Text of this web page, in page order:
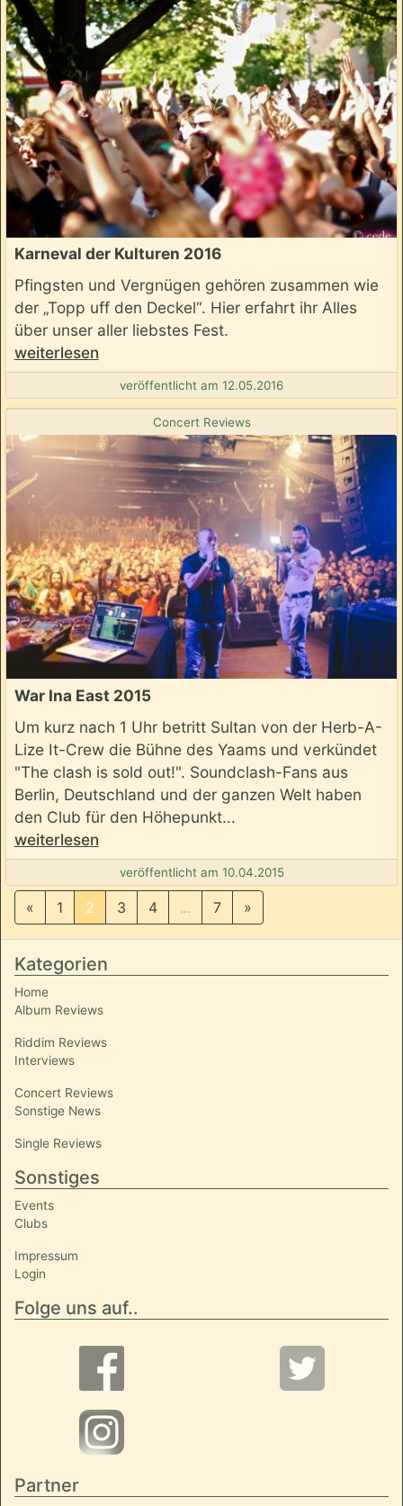
Karneval der Kulturen 2016
Pfingsten und Vergnügen gehören zusammen wie
der „Topp uff den Deckel“. Hier erfahrt ihr Alles
über unser aller liebstes Fest.
weiterlesen
veröffentlicht am 12.05.2016
Concert Reviews
War Ina East 2015
Um kurz nach 1 Uhr betritt Sultan von der Herb-A-
Lize It-Crew die Bühne des Yaams und verkündet
"The clash is sold out!". Soundclash-Fans aus
Berlin, Deutschland und der ganzen Welt haben
den Club für den Höhepunkt...
weiterlesen
veröffentlicht am 10.04.2015
« 1 2 3 4 ... 7 »
Kategorien
Home
Album Reviews
Riddim Reviews
Interviews
Concert Reviews
Sonstige News
Single Reviews
Sonstiges
Events
Clubs
Impressum
Login
Folge uns auf..
Partner